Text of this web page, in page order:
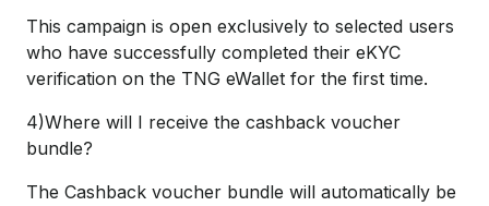
This campaign is open exclusively to selected users
who have successfully completed their eKYC
verification on the TNG eWallet for the first time.
4)Where will I receive the cashback voucher
bundle?
The Cashback voucher bundle will automatically be